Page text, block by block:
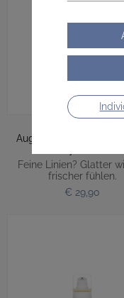
Augen und
Feine Linien? Glatter
frischer fühlen.
€ 29,90